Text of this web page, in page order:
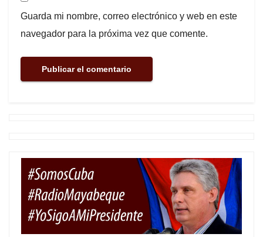
Guarda mi nombre, correo electrónico y web en este
navegador para la próxima vez que comente.